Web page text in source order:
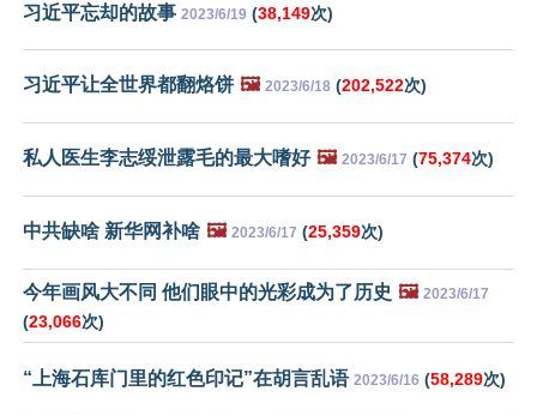
习近平忘却的故事 2023/6/19 (38,149次)
习近平让全世界都翻烙饼 🖼️ 2023/6/18 (202,522次)
私人医生李志绥泄露毛的最大嗜好 🖼️ 2023/6/17 (75,374次)
中共缺啥 新华网补啥 🖼️ 2023/6/17 (25,359次)
今年画风大不同 他们眼中的光彩成为了历史 🖼️ 2023/6/17
(23,066次)
“上海石库门里的红色印记”在胡言乱语 2023/6/16 (58,289次)